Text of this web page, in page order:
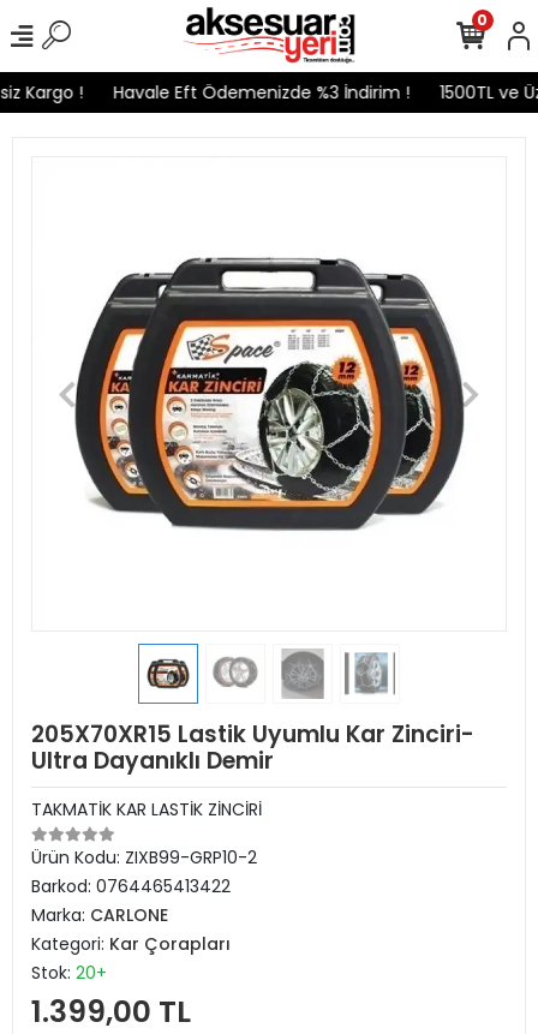
Kargo ! Havale Eft Ödemenizde %3 İndirim ! 1500TL ve
0
205X70XR15 Lastik Uyumlu Kar Zinciri-
Ultra Dayanıklı Demir
TAKMATİK KAR LASTİK ZİNCİRİ
Ürün Kodu: ZIXB99-GRP10-2
Barkod: 0764465413422
Marka: CARLONE
Kategori: Kar Çorapları
Stok: 20+
1.399,00 TL